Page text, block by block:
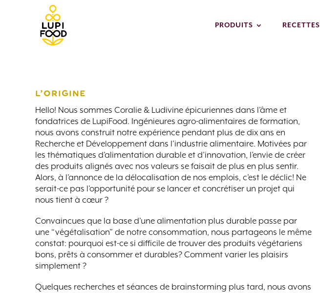
PRODUITS RECETTES
L’ORIGINE
Hello! Nous sommes Coralie & Ludivine épicuriennes dans l’âme et
fondatrices de LupiFood. Ingénieures agro-alimentaires de formation,
nous avons construit notre expérience pendant plus de dix ans en
Recherche et Développement dans l’industrie alimentaire. Motivées par
les thématiques d’alimentation durable et d’innovation, l’envie de créer
des produits alignés avec nos valeurs se faisait de plus en plus sentir.
Alors, à l’annonce de la délocalisation de nos emplois, c’est le déclic! Ne
serait-ce pas l’opportunité pour se lancer et concrétiser un projet qui
nous tient à cœur ?
Convaincues que la base d’une alimentation plus durable passe par
une “végétalisation” de notre consommation, nous partageons le même
constat: pourquoi est-ce si difficile de trouver des produits végétariens
bons, prêts à consommer et durables? Comment varier les plaisirs
simplement ?
Quelques recherches et séances de brainstorming plus tard, nous avons